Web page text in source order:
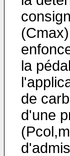
la
de
d'une